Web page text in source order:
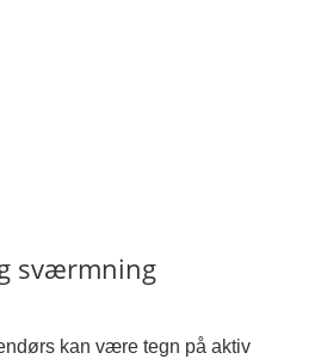
sværmning
kan være tegn på aktiv